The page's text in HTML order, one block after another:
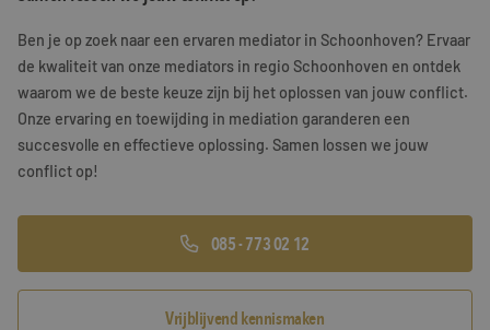
Training & Leiderschap
Referenties
Gratis folder
Ben je op zoek naar een ervaren mediator in Schoonhoven? Ervaar
de kwaliteit van onze mediators in regio Schoonhoven en ontdek
waarom we de beste keuze zijn bij het oplossen van jouw conflict.
Onze ervaring en toewijding in mediation garanderen een
succesvolle en effectieve oplossing. Samen lossen we jouw
conflict op!
085 - 773 02 12
Vrijblijvend kennismaken